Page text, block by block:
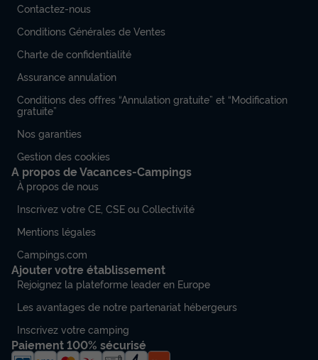
Contactez-nous
Conditions Générales de Ventes
Charte de confidentialité
Assurance annulation
Conditions des offres “Annulation gratuite” et “Modification
gratuite”
Nos garanties
Gestion des cookies
A propos de Vacances-Campings
À propos de nous
Inscrivez votre CE, CSE ou Collectivité
Mentions légales
Campings.com
Ajouter votre établissement
Rejoignez la plateforme leader en Europe
Les avantages de notre partenariat hébergeurs
Inscrivez votre camping
Paiement 100% sécurisé